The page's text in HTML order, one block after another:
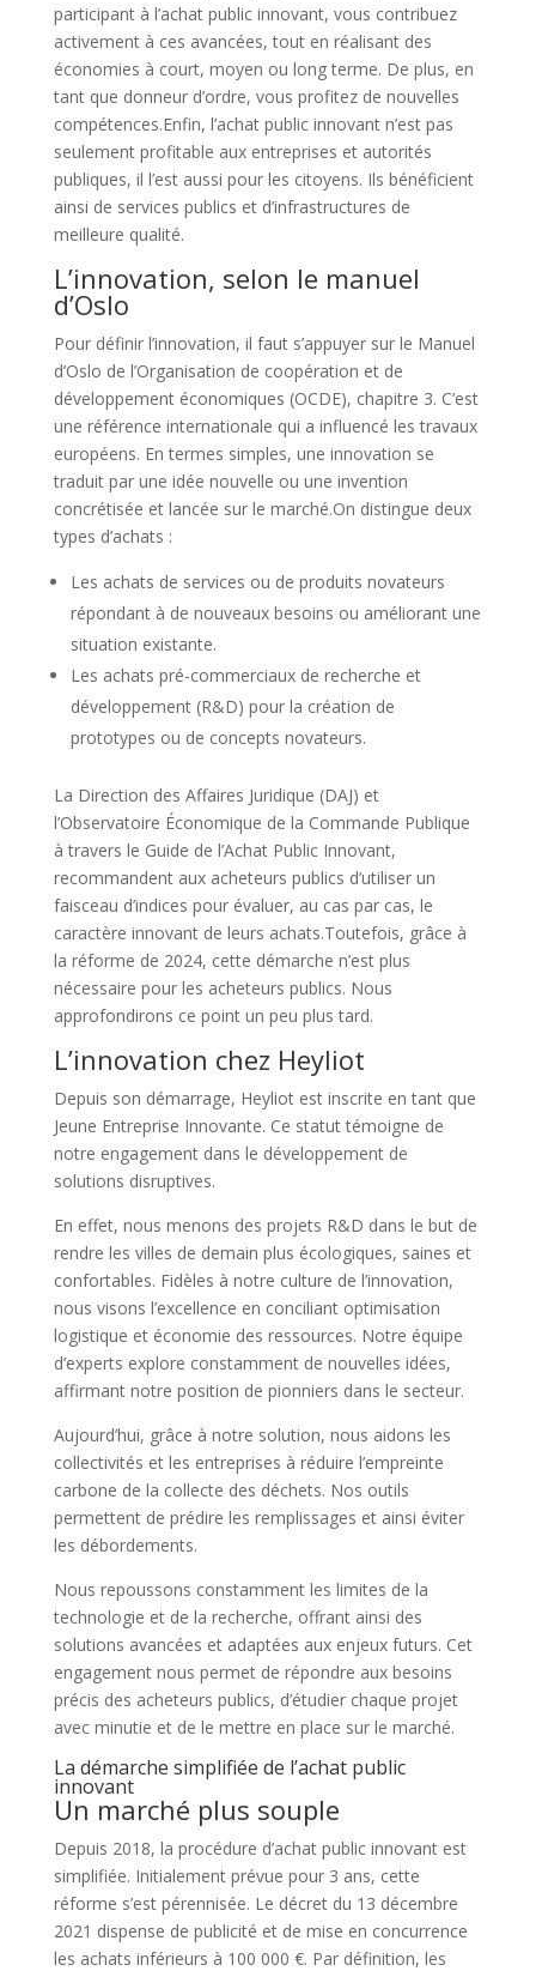
participant à l’achat public innovant, vous contribuez
activement à ces avancées, tout en réalisant des
économies à court, moyen ou long terme. De plus, en
tant que donneur d’ordre, vous profitez de nouvelles
compétences.Enfin, l’achat public innovant n’est pas
seulement profitable aux entreprises et autorités
publiques, il l’est aussi pour les citoyens. Ils bénéficient
ainsi de services publics et d’infrastructures de
meilleure qualité.
L’innovation, selon le manuel
d’Oslo
Pour définir l’innovation, il faut s’appuyer sur le Manuel
d’Oslo de l’Organisation de coopération et de
développement économiques (OCDE), chapitre 3. C’est
une référence internationale qui a influencé les travaux
européens. En termes simples, une innovation se
traduit par une idée nouvelle ou une invention
concrétisée et lancée sur le marché.On distingue deux
types d’achats :
Les achats de services ou de produits novateurs
répondant à de nouveaux besoins ou améliorant une
situation existante.
Les achats pré-commerciaux de recherche et
développement (R&D) pour la création de
prototypes ou de concepts novateurs.
La Direction des Affaires Juridique (DAJ) et
l’Observatoire Économique de la Commande Publique
à travers le Guide de l’Achat Public Innovant,
recommandent aux acheteurs publics d’utiliser un
faisceau d’indices pour évaluer, au cas par cas, le
caractère innovant de leurs achats.Toutefois, grâce à
la réforme de 2024, cette démarche n’est plus
nécessaire pour les acheteurs publics. Nous
approfondirons ce point un peu plus tard.
L’innovation chez Heyliot
Depuis son démarrage, Heyliot est inscrite en tant que
Jeune Entreprise Innovante. Ce statut témoigne de
notre engagement dans le développement de
solutions disruptives.
En effet, nous menons des projets R&D dans le but de
rendre les villes de demain plus écologiques, saines et
confortables. Fidèles à notre culture de l’innovation,
nous visons l’excellence en conciliant optimisation
logistique et économie des ressources. Notre équipe
d’experts explore constamment de nouvelles idées,
affirmant notre position de pionniers dans le secteur.
Aujourd’hui, grâce à notre solution, nous aidons les
collectivités et les entreprises à réduire l’empreinte
carbone de la collecte des déchets. Nos outils
permettent de prédire les remplissages et ainsi éviter
les débordements.
Nous repoussons constamment les limites de la
technologie et de la recherche, offrant ainsi des
solutions avancées et adaptées aux enjeux futurs. Cet
engagement nous permet de répondre aux besoins
précis des acheteurs publics, d’étudier chaque projet
avec minutie et de le mettre en place sur le marché.
La démarche simplifiée de l’achat public
innovant
Un marché plus souple
Depuis 2018, la procédure d’achat public innovant est
simplifiée. Initialement prévue pour 3 ans, cette
réforme s’est pérennisée. Le décret du 13 décembre
2021 dispense de publicité et de mise en concurrence
les achats inférieurs à 100 000 €. Par définition, les